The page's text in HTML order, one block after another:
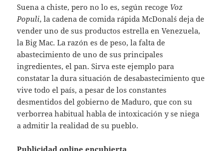
Suena a chiste, pero no lo es, según recoge Voz
Populi, la cadena de comida rápida McDonal´s deja de
vender uno de sus productos estrella en Venezuela,
la Big Mac. La razón es de peso, la falta de
abastecimiento de uno de sus principales
ingredientes, el pan. Sirva este ejemplo para
constatar la dura situación de desabastecimiento que
vive todo el país, a pesar de los constantes
desmentidos del gobierno de Maduro, que con su
verborrea habitual habla de intoxicación y se niega
a admitir la realidad de su pueblo.